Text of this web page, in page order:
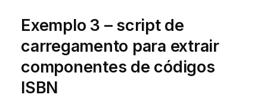
Exemplo 3 – script de
carregamento para extrair
componentes de códigos
ISBN